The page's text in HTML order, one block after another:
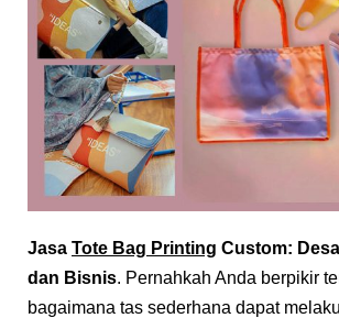
Jasa Tote Bag Printing Custom:
dan Bisnis. Pernahkah Anda berpikir
bagaimana tas sederhana dapat